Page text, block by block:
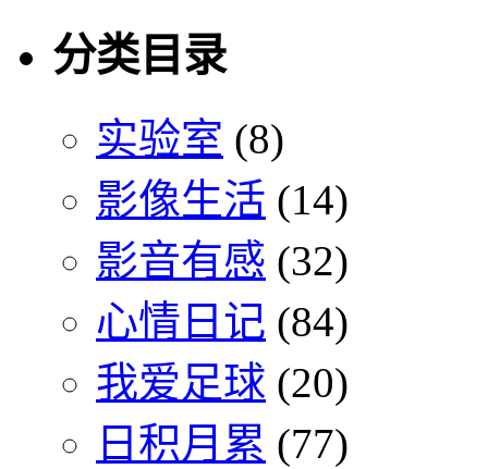
分类目录
实验室 (8)
影像生活 (14)
影音有感 (32)
心情日记 (84)
我爱足球 (20)
日积月累 (77)